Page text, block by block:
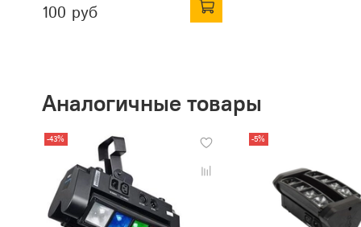
100 руб
Аналогичные товары
-43% -5%